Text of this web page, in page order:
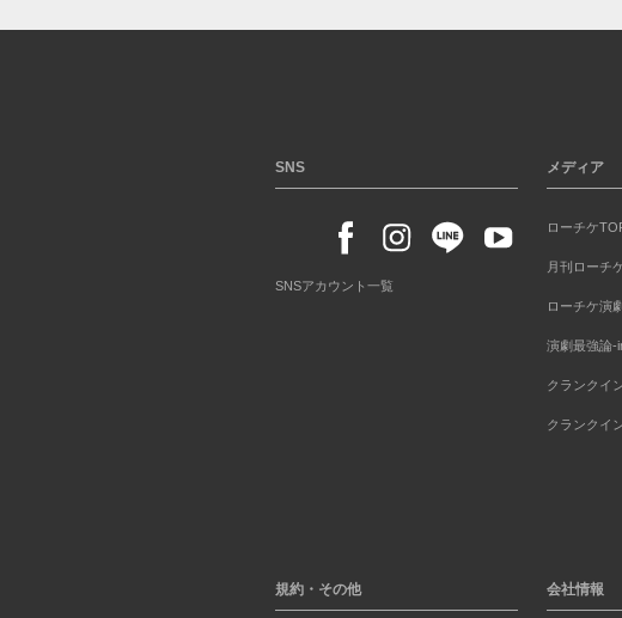
SNS
SNSアカウント一覧
メディア
ローチケ
月刊ローチ
ローチケ演
演劇最強論-
クランクイ
クランクイ
規約・その他 会社情報